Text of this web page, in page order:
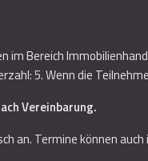
im Bereich
5. Wenn die
Vereinbarung.
an. Termine können